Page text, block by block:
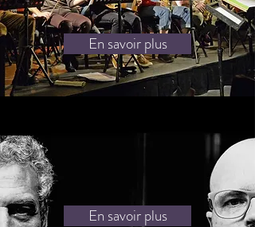
En savoir plus
En savoir plus